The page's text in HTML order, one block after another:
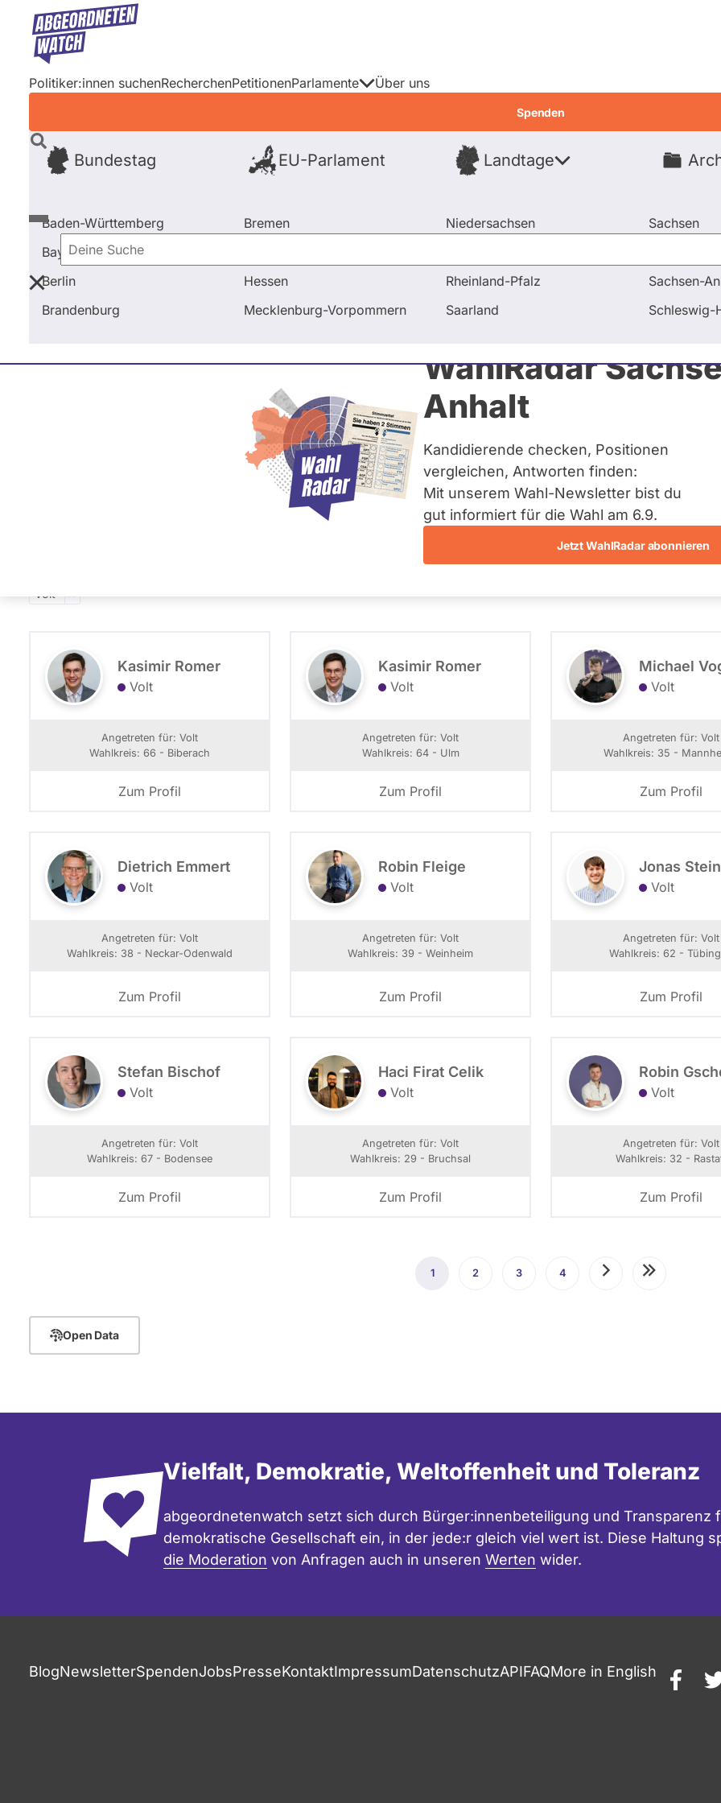
Direkt
Inhalt
Politiker:innen suchenRecherchenPetitionenParlamente
Bundestag EU-Parlament Landtage
Baden-Württemberg
Bayern
Berlin
Brandenburg
Bremen
Hessen
Mecklenburg-Vorpommern
Niedersachsen
Rheinland-Pfalz
Saarland
Sachsen
Sachsen-
Schleswig-
Über uns
Spenden
Deine
Suche
WahlRadar
Anhalt
Kandidierende checken, Positionen
vergleichen, Antworten finden:
Mit unserem Wahl-Newsletter bist du
gut informiert für die Wahl am 6.9.
Jetzt WahlRadar abonnieren
Startseite Baden-Württemberg Wahl 2021 Kandidierende
Grußwort der Schirmherrin
Baden-Württemberg - Kandidierende
Wahlliste
- Alle -
Volt
Kasimir Romer
Volt
Angetreten für: Volt
Wahlkreis: 66 - Biberach
Zum Profil
Kasimir Romer
Volt
Angetreten für: Volt
Wahlkreis: 64 - Ulm
Zum Profil
Michael
Volt
Angetreten für: Volt
Wahlkreis: 35 -
Zum Profil
Dietrich Emmert
Volt
Angetreten für: Volt
Wahlkreis: 38 - Neckar-Odenwald
Zum Profil
Robin Fleige
Volt
Angetreten für: Volt
Wahlkreis: 39 - Weinheim
Zum Profil
Jonas
Volt
Angetreten für: Volt
Wahlkreis: 62 -
Zum Profil
Stefan Bischof
Volt
Angetreten für: Volt
Wahlkreis: 67 - Bodensee
Zum Profil
Haci Firat Celik
Volt
Angetreten für: Volt
Wahlkreis: 29 - Bruchsal
Zum Profil
Robin
Volt
Angetreten für: Volt
Wahlkreis: 32 -
Zum Profil
Aktuelle
1 Seite
2 Seite
3 Seite
4 NächsteLetzte
Open Data
Vielfalt, Demokratie, Weltoffenheit und Toleranz
abgeordnetenwatch setzt sich durch Bürger:innenbeteiligung und Transparenz
demokratische Gesellschaft ein, in der jede:r gleich viel wert ist. Diese Haltung
die Moderation von Anfragen auch in unseren Werten wider.
BlogNewsletterSpendenJobsPresseKontaktImpressumDatenschutzAPIFAQMore in English